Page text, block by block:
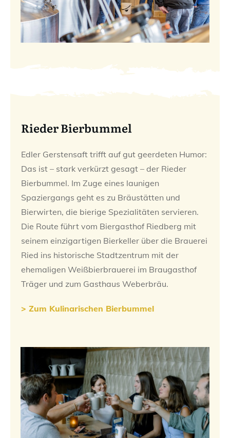
Rieder Bierbummel
Edler Gerstensaft trifft auf gut geerdeten Humor:
Das ist – stark verkürzt gesagt – der Rieder
Bierbummel. Im Zuge eines launigen
Spaziergangs geht es zu Bräustätten und
Bierwirten, die bierige Spezialitäten servieren.
Die Route führt vom Biergasthof Riedberg mit
seinem einzigartigen Bierkeller über die Brauerei
Ried ins historische Stadtzentrum mit der
ehemaligen Weißbierbrauerei im Braugasthof
Träger und zum Gasthaus Weberbräu.
> Zum Kulinarischen Bierbummel